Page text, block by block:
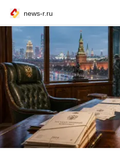
news-r.ru